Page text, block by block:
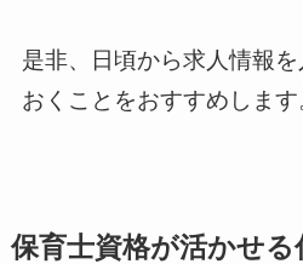
是非、日頃から求人情報
おくことをおすすめします
保育士資格が活かせる